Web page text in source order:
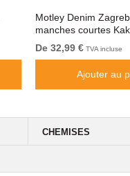
Motley Denim
manches courtes
De 32,99 € TVA incluse
Ajouter au
CHEMISES